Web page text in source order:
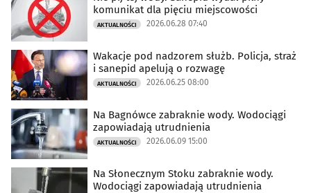
komunikat dla pięciu miejscowości
AKTUALNOŚCI 2026.06.28 07:40
Wakacje pod nadzorem służb. Policja, straż
i sanepid apelują o rozwagę
AKTUALNOŚCI 2026.06.25 08:00
Na Bagnówce zabraknie wody. Wodociągi
zapowiadają utrudnienia
AKTUALNOŚCI 2026.06.09 15:00
Na Słonecznym Stoku zabraknie wody.
Wodociągi zapowiadają utrudnienia